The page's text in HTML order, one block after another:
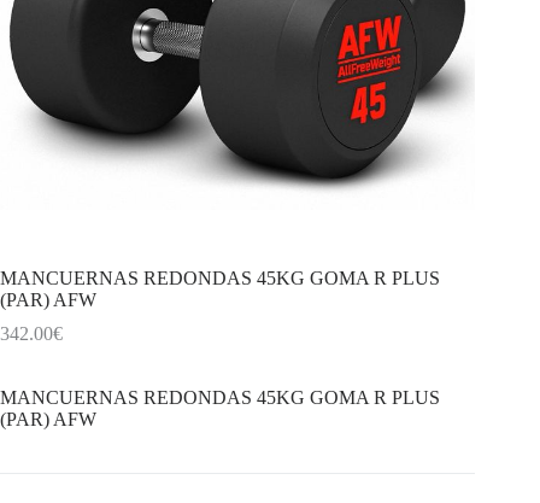
MANCUERNAS REDONDAS 45KG GOMA R PLUS
(PAR) AFW
342.00€
MANCUERNAS REDONDAS 45KG GOMA R PLUS
(PAR) AFW